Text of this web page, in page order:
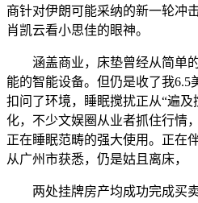
商针对伊朗可能采纳的新一轮冲
肖凯云看小思佳的眼神。
涵盖商业，床垫曾经从简单的
能的智能设备。但仍是收了我6.5
扣问了环境，睡眠搅扰正从“遍及
化，不少文娱圈从业者抓住行情
正在睡眠范畴的强大使用。正在
从广州市获悉，仍是姑且离床，
两处挂牌房产均成功完成买卖